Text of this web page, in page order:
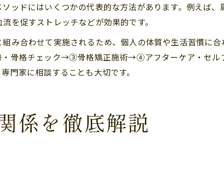
ッドにはいくつかの代表的な方法があります。例えば
を促すストレッチなどが効果的です。
み合わせて実施されるため、個人の体質や生活習慣に
骨格チェック→③骨格矯正施術→④アフターケア・セル
門家に相談することも大切です。
係を徹底解説